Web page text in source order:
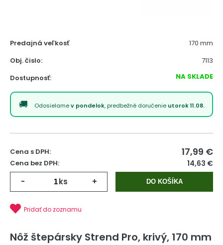
Predajná veľkosť
170 mm
Obj. čislo:
7113
Dostupnosť:
NA SKLADE
Odosielamev pondelok, predbežné doručenie utorok 11.08.
Cena s DPH: 17,99 €
Cena bez DPH: 14,63 €
- ks + DO KOŠÍKA
Pridať do zoznamu
Nôž štepársky Strend Pro, krivý, 170 mm